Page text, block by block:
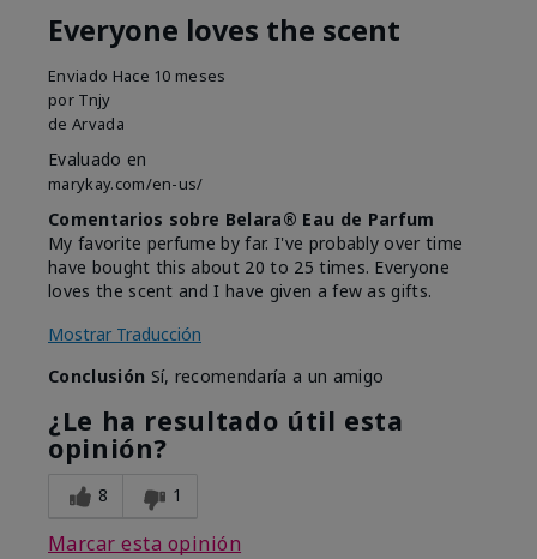
Everyone loves the scent
Enviado Hace 10 meses
por Tnjy
de Arvada
Evaluado en
marykay.com/en-us/
Comentarios sobre Belara® Eau de Parfum
My favorite perfume by far. I've probably over time
have bought this about 20 to 25 times. Everyone
loves the scent and I have given a few as gifts.
Mostrar Traducción
Conclusión Sí, recomendaría a un amigo
¿Le ha resultado útil esta
opinión?
8 1
Marcar esta opinión